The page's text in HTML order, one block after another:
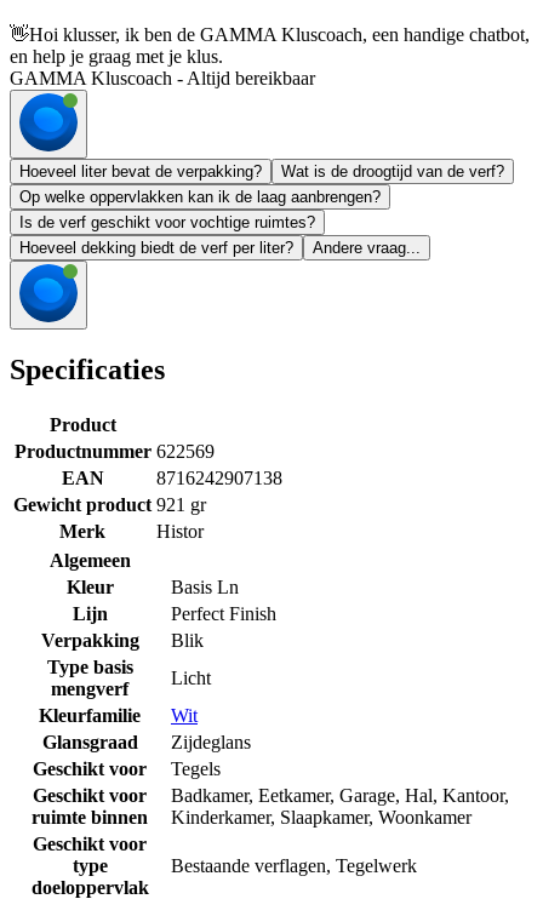
👋Hoi klusser, ik ben de GAMMA Kluscoach, een handige chatbot,
en help je graag met je klus.
GAMMA Kluscoach - Altijd bereikbaar
Hoeveel liter bevat de verpakking?
Wat is de droogtijd van de verf?
Op welke oppervlakken kan ik de laag aanbrengen?
Is de verf geschikt voor vochtige ruimtes?
Hoeveel dekking biedt de verf per liter?
Andere vraag...
Specificaties
Product
Productnummer 622569
EAN
8716242907138
Gewicht product 921 gr
Merk
Histor
Algemeen
Kleur
Basis Ln
Lijn
Perfect Finish
Verpakking
Blik
Type basis
mengverf
Licht
Kleurfamilie
Wit
Glansgraad
Zijdeglans
Geschikt voor
Tegels
Geschikt voor
ruimte binnen
Badkamer, Eetkamer, Garage, Hal, Kantoor,
Kinderkamer, Slaapkamer, Woonkamer
Geschikt voor
type
doeloppervlak
Bestaande verflagen, Tegelwerk